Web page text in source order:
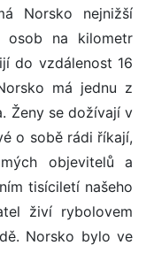
Norsko nejnižší
osob na kilometr
do vzdálenost 16
má jednu z
Ženy se dožívají v
o sobě rádi říkají,
objevitelů a
tisíciletí našeho
živí rybolovem
Norsko bylo ve